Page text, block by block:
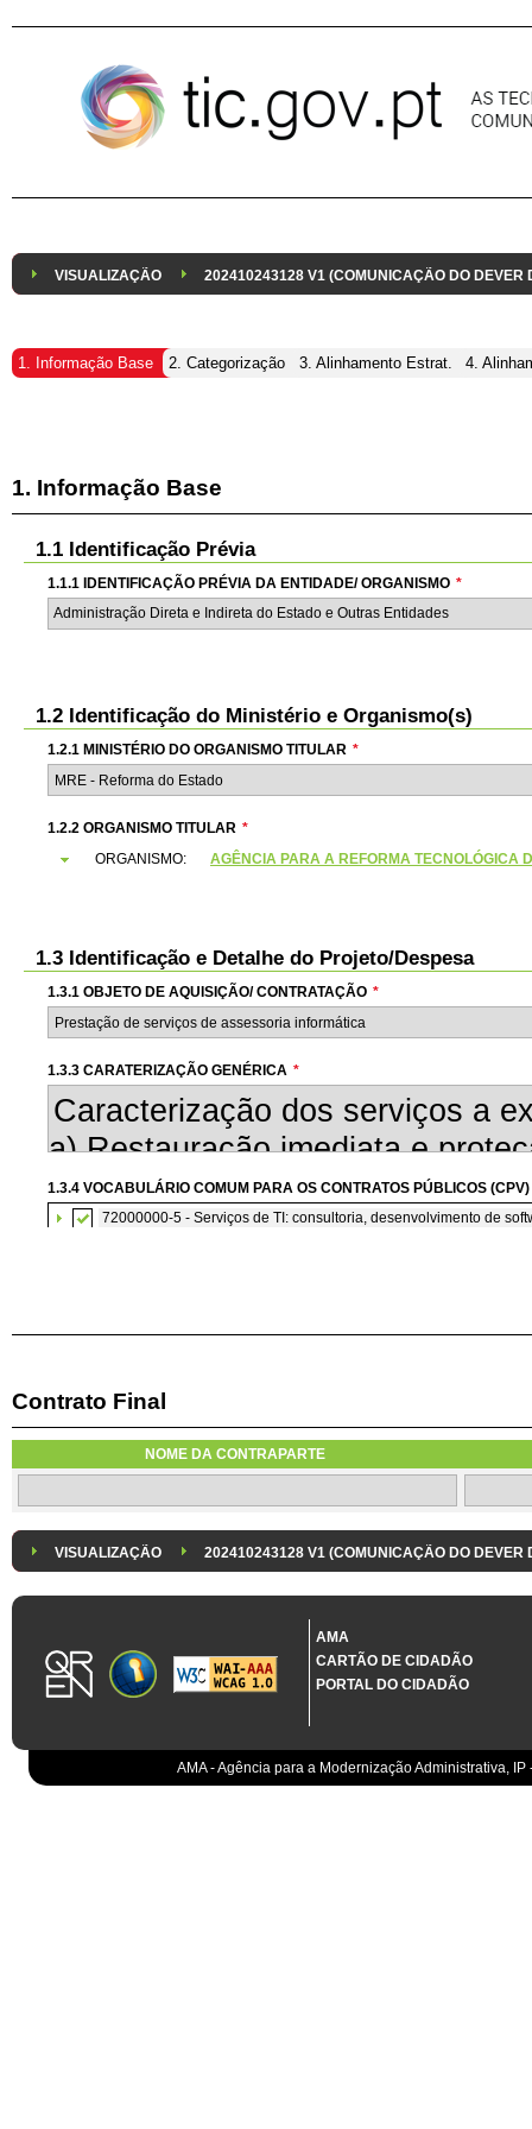
VISUALIZAÇÃO 202410243128 V1 (COMUNICAÇÃO DO DEVER
1. Informação Base 2. Categorização 3. Alinhamento Estrat. 4.
1. Informação Base
1.1 Identificação Prévia
1.1.1 IDENTIFICAÇÃO PRÉVIA DA ENTIDADE/ ORGANISMO *
Administração Direta e Indireta do Estado e Outras Entidades
1.2 Identificação do Ministério e Organismo(s)
1.2.1 MINISTÉRIO DO ORGANISMO TITULAR *
1.2.2 ORGANISMO TITULAR *
ORGANISMO:
AGÊNCIA PARA A REFORMA TECNOLÓGICA
1.3 Identificação e Detalhe do Projeto/Despesa
1.3.1 OBJETO DE AQUISIÇÃO/ CONTRATAÇÃO *
1.3.3 CARATERIZAÇÃO GENÉRICA *
1.3.4 VOCABULÁRIO COMUM PARA OS CONTRATOS PÚBLICOS (CPV)
72000000-5 - Serviços de TI: consultoria, desenvolvimento de
1.3.7 CONTRATAÇÃO DE SERVIÇOS EM REGIME DE AVENÇA
Os serviços são contratados em regime de avença
Sistema crítico impactado no projeto de acordo com RCM n.º 48/2012
A presente despesa configura uma urgência imperiosa ao abrigo da
PRR
Contrato Final
NOME DA CONTRAPARTE
VISUALIZAÇÃO 202410243128 V1 (COMUNICAÇÃO DO DEVER
AMA
CARTÃO DE CIDADÃO
PORTAL DO CIDADÃO
AMA - Agência para a Modernização Administrativa,